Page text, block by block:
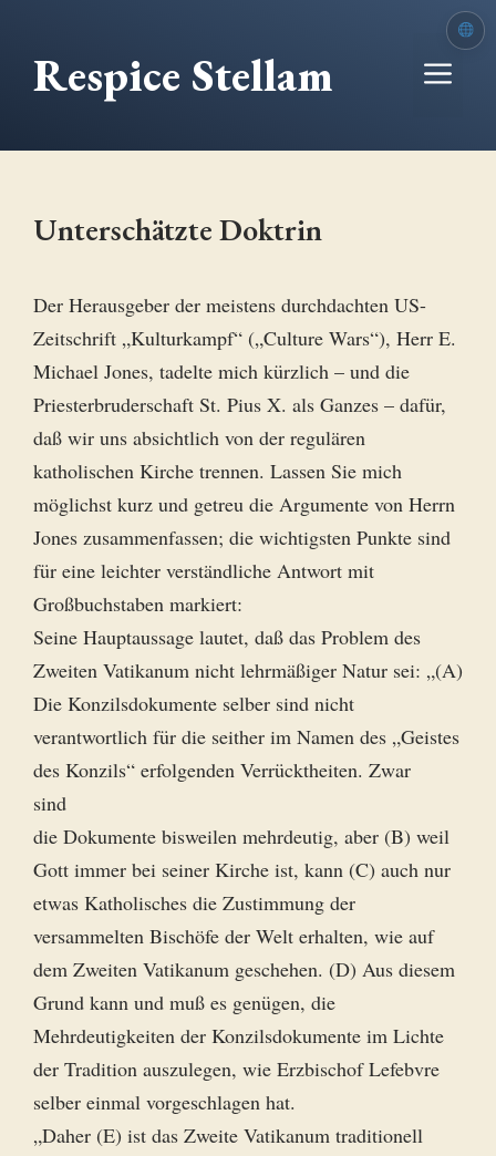
springenRespice Stellam
Unterschätzte Doktrin
Der Herausgeber der meistens durchdachten US-
Zeitschrift „Kulturkampf“ („Culture Wars“), Herr E.
Michael Jones, tadelte mich kürzlich – und die
Priesterbruderschaft St. Pius X. als Ganzes – dafür,
daß wir uns absichtlich von der regulären
katholischen Kirche trennen. Lassen Sie mich
möglichst kurz und getreu die Argumente von Herrn
Jones zusammenfassen; die wichtigsten Punkte sind
für eine leichter verständliche Antwort mit
Großbuchstaben markiert:
Seine Hauptaussage lautet, daß das Problem des
Zweiten Vatikanum nicht lehrmäßiger Natur sei: „(A)
Die Konzilsdokumente selber sind nicht
verantwortlich für die seither im Namen des „Geistes
des Konzils“ erfolgenden Verrücktheiten. Zwar
sind
die Dokumente bisweilen mehrdeutig, aber (B) weil
Gott immer bei seiner Kirche ist, kann (C) auch nur
etwas Katholisches die Zustimmung der
versammelten Bischöfe der Welt erhalten, wie auf
dem Zweiten Vatikanum geschehen. (D) Aus diesem
Grund kann und muß es genügen, die
Mehrdeutigkeiten der Konzilsdokumente im Lichte
der Tradition auszulegen, wie Erzbischof Lefebvre
selber einmal vorgeschlagen hat.
„Daher (E) ist das Zweite Vatikanum traditionell